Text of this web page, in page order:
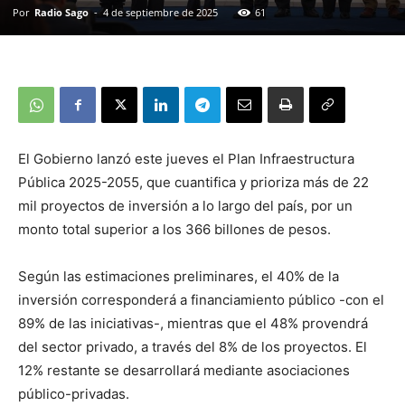
Por Radio Sago - 4 de septiembre de 2025 61
El Gobierno lanzó este jueves el Plan Infraestructura
Pública 2025-2055, que cuantifica y prioriza más de 22
mil proyectos de inversión a lo largo del país, por un
monto total superior a los 366 billones de pesos.
Según las estimaciones preliminares, el 40% de la
inversión corresponderá a financiamiento público -con el
89% de las iniciativas-, mientras que el 48% provendrá
del sector privado, a través del 8% de los proyectos. El
12% restante se desarrollará mediante asociaciones
público-privadas.